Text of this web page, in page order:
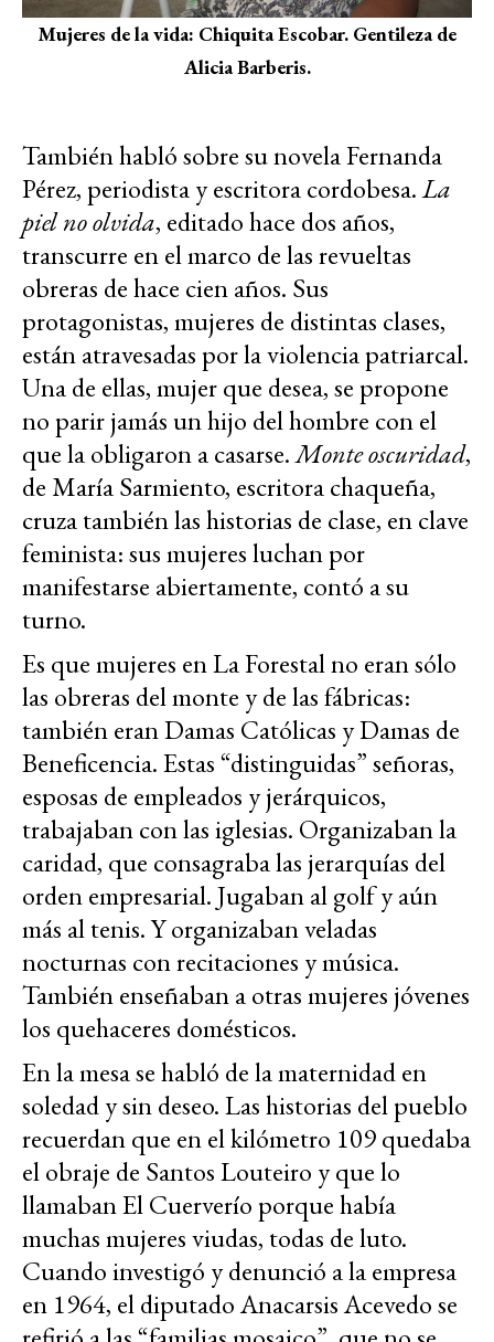
Mujeres de la vida: Chiquita Escobar. Gentileza de
Alicia Barberis.
También habló sobre su novela Fernanda
Pérez, periodista y escritora cordobesa.La
piel no olvida, editado hace dos años,
transcurre en el marco de las revueltas
obreras de hace cien años. Sus
protagonistas, mujeres de distintas clases,
están atravesadas por la violencia patriarcal.
Una de ellas, mujer que desea, se propone
no parir jamás un hijo del hombre con el
que la obligaron a casarse.Monte oscuridad,
de María Sarmiento, escritora chaqueña,
cruza también las historias de clase, en clave
feminista: sus mujeres luchan por
manifestarse abiertamente, contó a su
turno.
Es que mujeres en La Forestal no eran sólo
las obreras del monte y de las fábricas:
también eran Damas Católicas y Damas de
Beneficencia. Estas “distinguidas” señoras,
esposas de empleados y jerárquicos,
trabajaban con las iglesias. Organizaban la
caridad, que consagraba las jerarquías del
orden empresarial. Jugaban al golf y aún
más al tenis. Y organizaban veladas
nocturnas con recitaciones y música.
También enseñaban a otras mujeres jóvenes
los quehaceres domésticos.
En la mesa se habló de la maternidad en
soledad y sin deseo. Las historias del pueblo
recuerdan que en el kilómetro 109 quedaba
el obraje de Santos Louteiro y que lo
llamaban El Cuerverío porque había
muchas mujeres viudas, todas de luto.
Cuando investigó y denunció a la empresa
en 1964, el diputado Anacarsis Acevedo se